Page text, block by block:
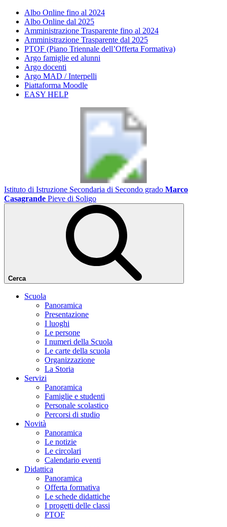
Albo Online fino al 2024
Albo Online dal 2025
Amministrazione Trasparente fino al 2024
Amministrazione Trasparente dal 2025
PTOF (Piano Triennale dell’Offerta Formativa)
Argo famiglie ed alunni
Argo docenti
Argo MAD / Interpelli
Piattaforma Moodle
EASY HELP
Istituto di Istruzione Secondaria di Secondo grado Marco
Casagrande Pieve di Soligo
Cerca
Scuola
Panoramica
Presentazione
I luoghi
Le persone
I numeri della Scuola
Le carte della scuola
Organizzazione
La Storia
Servizi
Panoramica
Famiglie e studenti
Personale scolastico
Percorsi di studio
Novità
Panoramica
Le notizie
Le circolari
Calendario eventi
Didattica
Panoramica
Offerta formativa
Le schede didattiche
I progetti delle classi
PTOF